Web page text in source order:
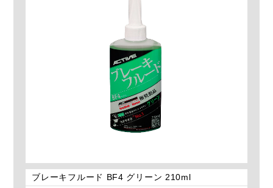
ブレーキフルード BF4 グリーン 210ml